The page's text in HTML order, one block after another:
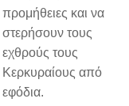
προμήθειες και να
στερήσουν τους
εχθρούς τους
Κερκυραίους από
εφόδια.